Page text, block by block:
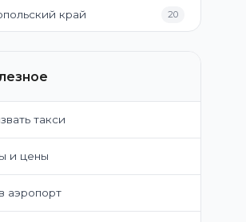
край 20
такси
и цены
аэропорт